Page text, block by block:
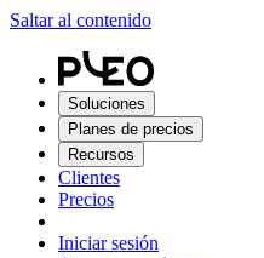
Saltar al contenido
Soluciones
Planes de precios
Recursos
Clientes
Precios
Iniciar sesión